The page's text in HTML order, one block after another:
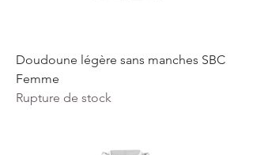
Doudoune légère sans manches SBC
Femme
Rupture de stock